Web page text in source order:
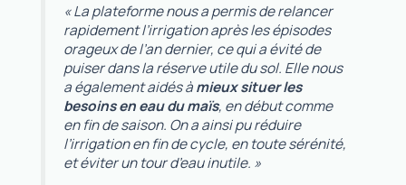
« La plateforme nous a permis de relancer
rapidement l’irrigation après les épisodes
orageux de l’an dernier, ce qui a évité de
puiser dans la réserve utile dusol. Elle nous
a également aidés àmieux situer les
besoins en eau du maïs, en début comme
en fin de saison. On a ainsi pu réduire
l’irrigation en fin de cycle, en toute sérénité,
et éviter un tour d’eau inutile. »